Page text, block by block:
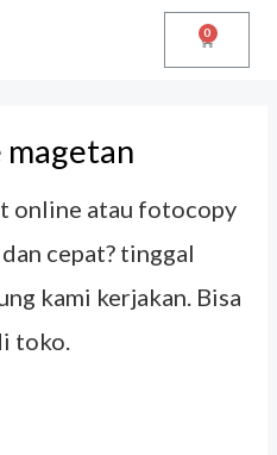
0
magetan
online atau fotocopy
cepat? tinggal
kami kerjakan. Bisa
toko.